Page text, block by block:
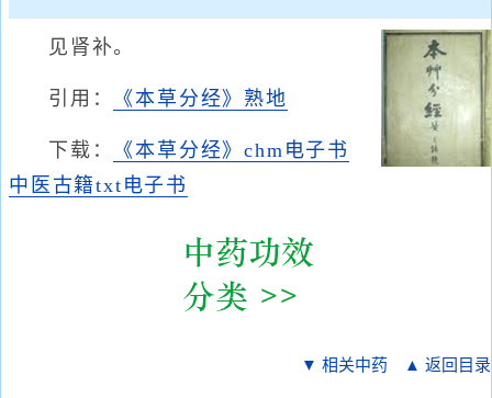
见肾补。
引用： 《本草分经》熟地
下载：
《本草分经》chm电子书
中医古籍txt电子书
▼ 相关中药 ▲ 返回目录